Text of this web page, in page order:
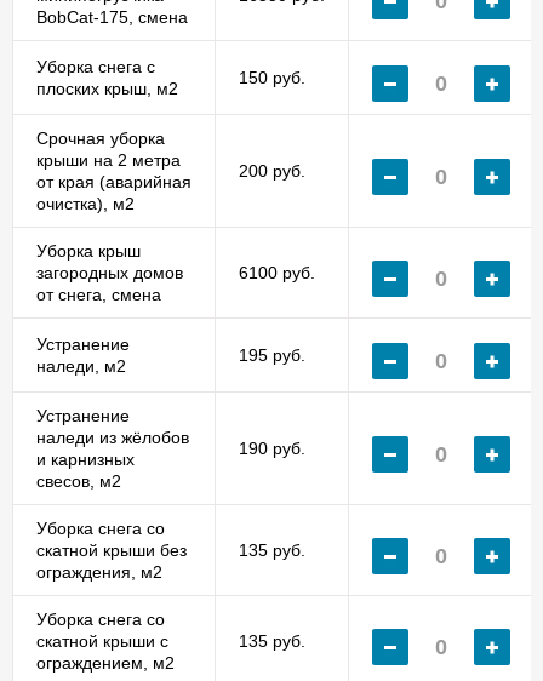
BobCat-175, смена
Уборка снега с
плоских крыш, м2
150 руб.
Срочная уборка
крыши на 2 метра
от края (аварийная
очистка), м2
200 руб.
Уборка крыш
загородных домов
от снега, смена
6100 руб.
Устранение
наледи, м2
195 руб.
Устранение
наледи из жёлобов
и карнизных
свесов, м2
190 руб.
Уборка снега со
скатной крыши без
ограждения, м2
135 руб.
Уборка снега со
скатной крыши с
ограждением, м2
135 руб.